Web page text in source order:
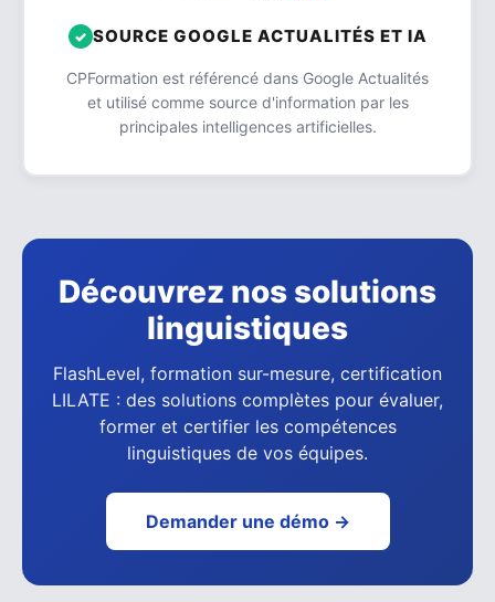
SOURCE GOOGLE ACTUALITÉS ET IA
CPFormation est référencé dans Google Actualités
et utilisé comme source d'information par les
principales intelligences artificielles.
Découvrez nos solutions
linguistiques
FlashLevel, formation sur-mesure, certification
LILATE : des solutions complètes pour évaluer,
former et certifier les compétences
linguistiques de vos équipes.
Demander une démo →